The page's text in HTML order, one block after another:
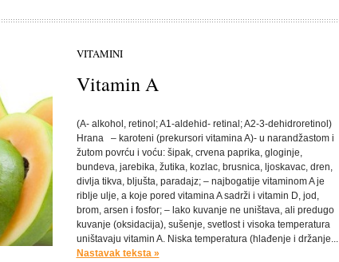
VITAMINI
Vitamin A
(A- alkohol, retinol; A1-aldehid- retinal; A2-3-dehidroretinol)
Hrana – karoteni (prekursori vitamina A)- u narandžastom i
žutom povrću i voću: šipak, crvena paprika, gloginje,
bundeva, jarebika, žutika, kozlac, brusnica, ljoskavac, dren,
divlja tikva, bljušta, paradajz; – najbogatije vitaminom A je
riblje ulje, a koje pored vitamina A sadrži i vitamin D, jod,
brom, arsen i fosfor; – lako kuvanje ne uništava, ali predugo
kuvanje (oksidacija), sušenje, svetlost i visoka temperatura
uništavaju vitamin A. Niska temperatura (hlađenje i držanje...
Nastavak teksta »